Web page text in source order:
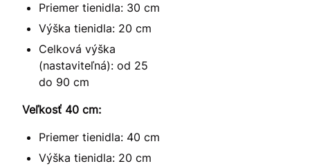
Priemer tienidla: 30 cm
Výška tienidla: 20 cm
Celková výška
(nastaviteľná): od 25
do 90 cm
Veľkosť 40 cm:
Priemer tienidla: 40 cm
Výška tienidla: 20 cm